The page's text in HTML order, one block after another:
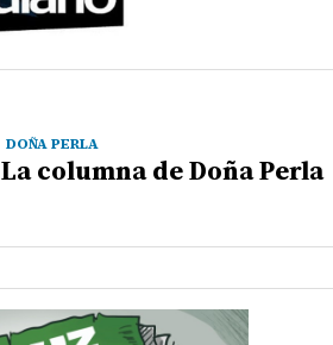
DOÑA PERLA
La columna de Doña Perla